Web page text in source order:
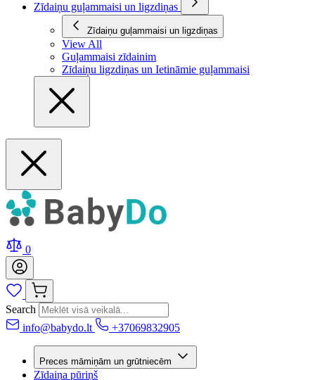
Zīdaiņu guļammaisi un ligzdiņas
Zīdaiņu guļammaisi un ligzdiņas
View All
Guļammaisi zīdainim
Zīdaiņu ligzdiņas un Ietināmie guļammaisi
0
Search
info@babydo.lt
+37069832905
Preces māmiņām un grūtniecēm
Zīdaiņa pūriņš